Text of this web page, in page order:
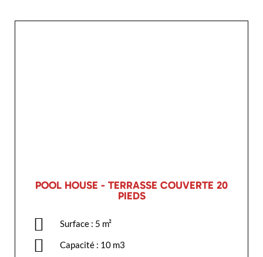
POOL HOUSE - TERRASSE COUVERTE 20
PIEDS
Surface : 5 m²
Capacité : 10 m3